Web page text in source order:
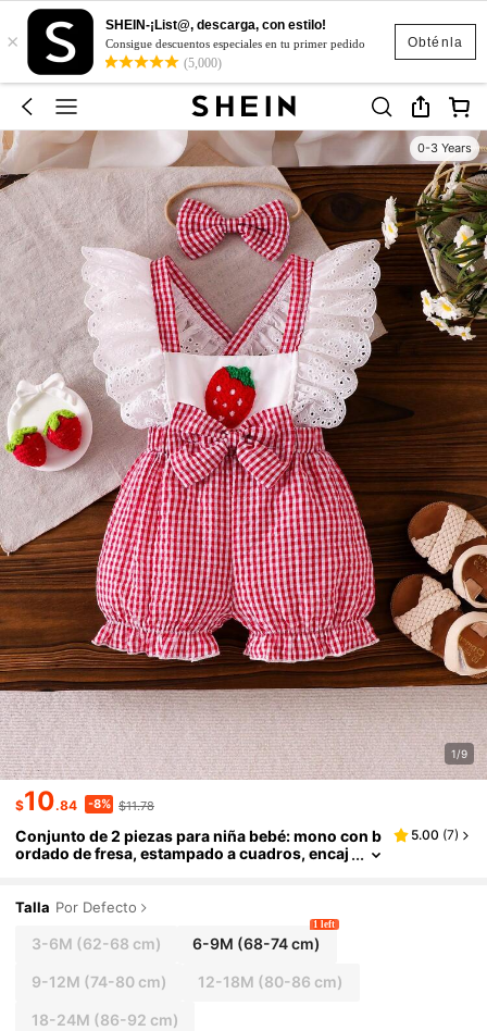
Obténla
×
SHEIN-¡List@, descarga, con estilo!
Consigue descuentos especiales en tu primer pedido
(5,000)
0-3 Years
1/9
$10.84 -8% $11.78
Conjunto de 2 piezas para niña bebé: mono con b
ordado de fresa, estampado a cuadros, encaj
agrande, estilo enérgico, lindo, fresco y pastoral
5.00 (7)
Talla Por Defecto
3-6M (62-68 cm) 6-9M (68-74 cm)
1 left
9-12M (74-80 cm) 12-18M (80-86 cm)
18-24M (86-92 cm)